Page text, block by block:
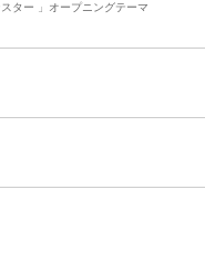
ター 」オープニングテーマ